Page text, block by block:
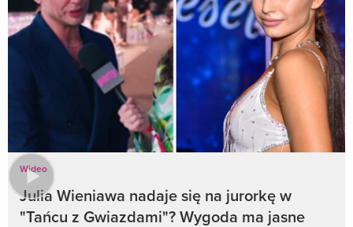
Wideo
Julia Wieniawa nadaje się na jurorkę w
"Tańcu z Gwiazdami"? Wygoda ma jasne